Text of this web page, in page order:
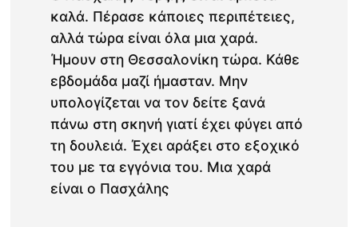
καλά. Πέρασε κάποιες περιπέτειες,
αλλά τώρα είναι όλα μια χαρά.
Ήμουν στη Θεσσαλονίκη τώρα. Κάθε
εβδομάδα μαζί ήμασταν. Μην
υπολογίζεται να τον δείτε ξανά
πάνω στη σκηνή γιατί έχει φύγει από
τη δουλειά. Έχει αράξει στο εξοχικό
του με τα εγγόνια του. Μια χαρά
είναι ο Πασχάλης